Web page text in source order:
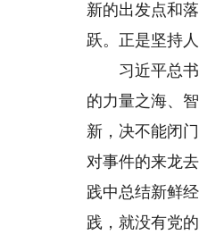
新的出发点和
跃。正是坚持
习近平总书
的力量之海、
新，决不能闭
对事件的来龙
践中总结新鲜
践，就没有党